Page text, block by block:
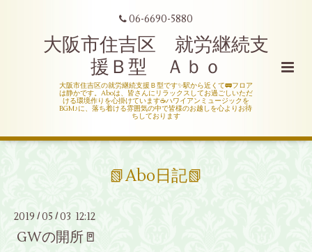
06-6690-5880
大阪市住吉区 就労継続支
援Ｂ型 Ａｂｏ
大阪市住吉区の就労継続支援Ｂ型です✨駅から近くて🚃フロア
は静かです。Aboは、皆さんにリラックスしてお過ごしいただ
ける環境作りを心掛けています☕ハワイアンミュージックを
BGM♪に、落ち着ける雰囲気の中で皆様のお越しを心よりお待
ちしております
📗Abo日記📗
2019 / 05 /03 12:12
GWの開所🚪